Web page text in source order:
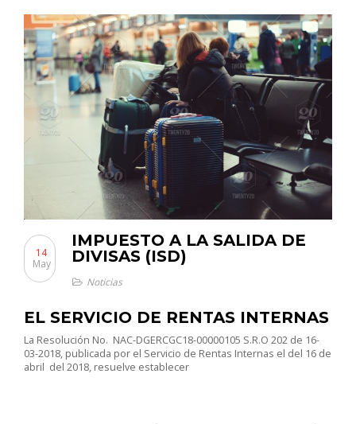
IMPUESTO A LA SALIDA DE
DIVISAS (ISD)
14
May
Noticias
EL SERVICIO DE RENTAS INTERNAS
La Resolución No. NAC-DGERCGC18-00000105 S.R.O 202 de 16-
03-2018, publicada por el Servicio de Rentas Internas el del 16 de
abril del 2018, resuelve establecer